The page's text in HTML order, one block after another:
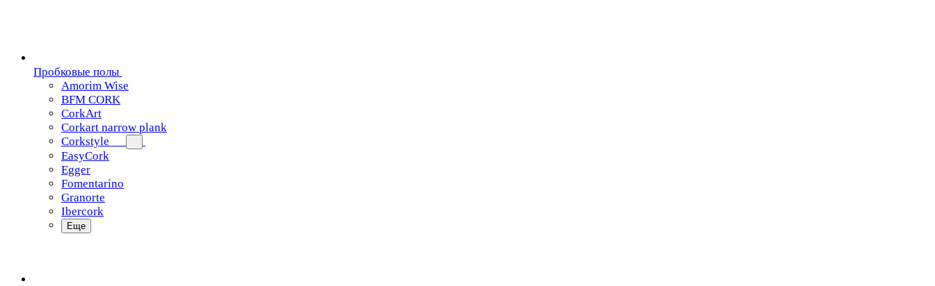
Пробковые полы
Amorim Wise
BFM CORK
CorkArt
Corkart narrow plank
Corkstyle
EasyCork
Egger
Fomentarino
Granorte
Ibercork
Еще